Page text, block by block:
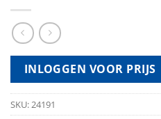
INLOGGEN VOOR PRIJS
SKU:24191